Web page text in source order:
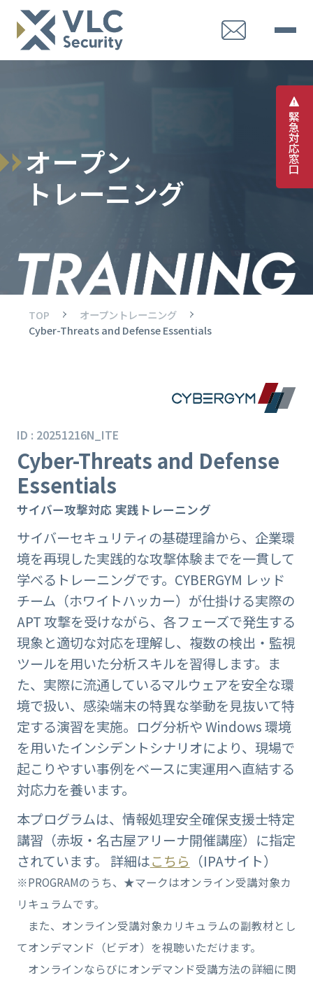
緊
急
対
応
窓
口
オープン
ト レーニング
TOP
オープントレーニング
Cyber-Threats and Defense Essentials
ID : 20251216N_ITE
Cyber-Threats and Defense
Essentials
サイバー攻撃対応 実践トレーニング
サイバーセキュリティの基礎理論から、企業環
境を再現した実践的な攻撃体験までを一貫して
学べるトレーニングです。CYBERGYM レッド
チーム（ホワイトハッカー）が仕掛ける実際の
APT 攻撃を受けながら、各フェーズで発生する
現象と適切な対応を理解し、複数の検出・監視
ツールを用いた分析スキルを習得します。ま
た、実際に流通しているマルウェアを安全な環
境で扱い、感染端末の特異な挙動を見抜いて特
定する演習を実施。ログ分析や Windows 環境
を用いたインシデントシナリオにより、現場で
起こりやすい事例をベースに実運用へ直結する
対応力を養います。
本プログラムは、情報処理安全確保支援士特定
講習（赤坂・名古屋アリーナ開催講座）に指定
されています。 詳細はこちら （IPAサイト）
※PROGRAMのうち、★マークはオンライン受講対象カ
リキュラムです。
また、オンライン受講対象カリキュラムの副教材とし
てオンデマンド（ビデオ）を視聴いただけます。
オンラインならびにオンデマンド受講方法の詳細に関